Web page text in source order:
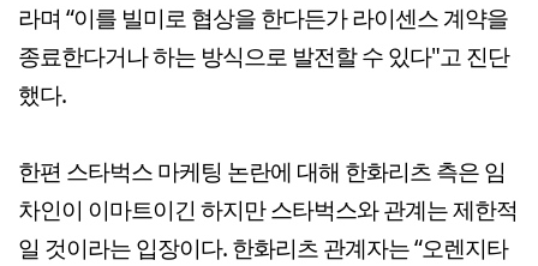
라며 “이를 빌미로 협상을 한다든가 라이센스 계약을
종료한다거나 하는 방식으로 발전할 수 있다"고 진단
했다.
한편 스타벅스 마케팅 논란에 대해 한화리츠 측은 임
차인이 이마트이긴 하지만 스타벅스와 관계는 제한적
일 것이라는 입장이다. 한화리츠 관계자는 “오렌지타